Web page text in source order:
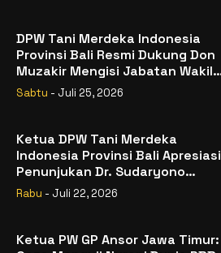
DPW Tani Merdeka Indonesia
Provinsi Bali Resmi Dukung Don
Muzakir Mengisi Jabatan Wakil
Menteri Pertanian RI
Sabtu - Juli 25, 2026
Ketua DPW Tani Merdeka
Indonesia Provinsi Bali Apresiasi
Penunjukan Dr. Sudaryono
sebagai Kepala Badan Gizi
Rabu - Juli 22, 2026
Ketua PW GP Ansor Jawa Timur: